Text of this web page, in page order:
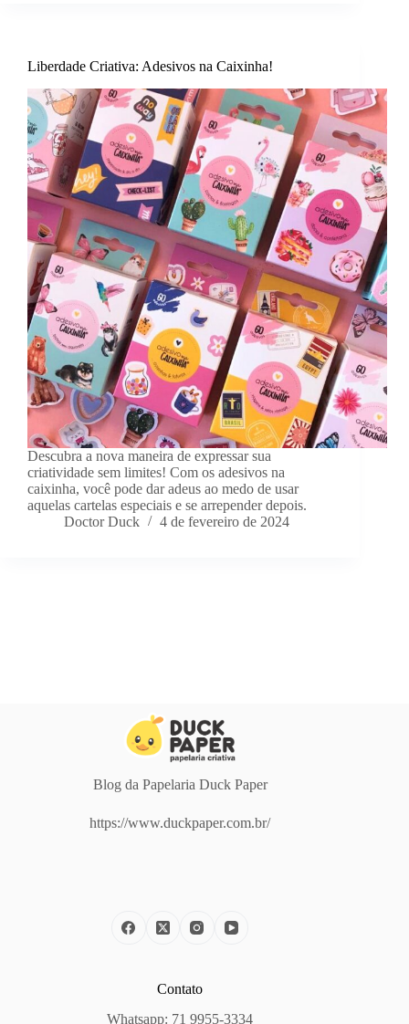
Liberdade Criativa: Adesivos na Caixinha!
Descubra a nova maneira de expressar sua
criatividade sem limites! Com os adesivos na
caixinha, você pode dar adeus ao medo de usar
aquelas cartelas especiais e se arrepender depois.
Doctor Duck
4 de fevereiro de 2024
Blog da Papelaria Duck Paper
https://www.duckpaper.com.br/
Contato
Whatsapp: 71 9955-3334